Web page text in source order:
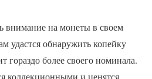
внимание на монеты в своем
удастся обнаружить копейку
гораздо более своего номинала.
коллекционными и ценятся